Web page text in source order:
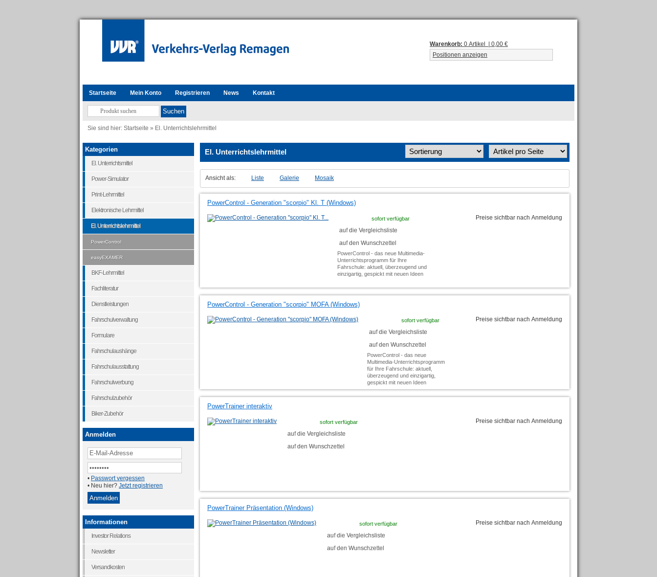
Warenkorb: 0 Artikel | 0,00 €
Positionen anzeigen
Startseite Mein Konto Registrieren News Kontakt
Sie sind hier: Startseite » El. Unterrichtslehrmittel
El. Unterrichtslehrmittel
Ansicht als: Liste Galerie Mosaik
PowerControl - Generation "scorpio" Kl. T (Windows)
sofort verfügbar
auf die Vergleichsliste
auf den Wunschzettel
PowerControl - das neue Multimedia-
Unterrichtsprogramm für Ihre
Fahrschule: aktuell, überzeugend und
einzigartig, gespickt mit neuen Ideen
Preise sichtbar nach Anmeldung
PowerControl - Generation "scorpio" MOFA (Windows)
sofort verfügbar
auf die Vergleichsliste
auf den Wunschzettel
PowerControl - das neue
Multimedia-Unterrichtsprogramm
für Ihre Fahrschule: aktuell,
überzeugend und einzigartig,
gespickt mit neuen Ideen
Preise sichtbar nach Anmeldung
PowerTrainer interaktiv
sofort verfügbar
auf die Vergleichsliste
auf den Wunschzettel
Preise sichtbar nach Anmeldung
PowerTrainer Präsentation (Windows)
sofort verfügbar
auf die Vergleichsliste
auf den Wunschzettel
Preise sichtbar nach Anmeldung
Kategorien
El. Unterrichtsmittel
Power-Simulator
Print-Lehrmittel
Elektronische Lehrmittel
El. Unterrichtslehrmittel
PowerControl
easyEXAMER
BKF-Lehrmittel
Fachliteratur
Dienstleistungen
Fahrschulverwaltung
Formulare
Fahrschulaushänge
Fahrschulausstattung
Fahrschulwerbung
Fahrschulzubehör
Biker-Zubehör
Anmelden
• Passwort vergessen
• Neu hier? Jetzt registrieren
Informationen
Investor Relations
Newsletter
Versandkosten